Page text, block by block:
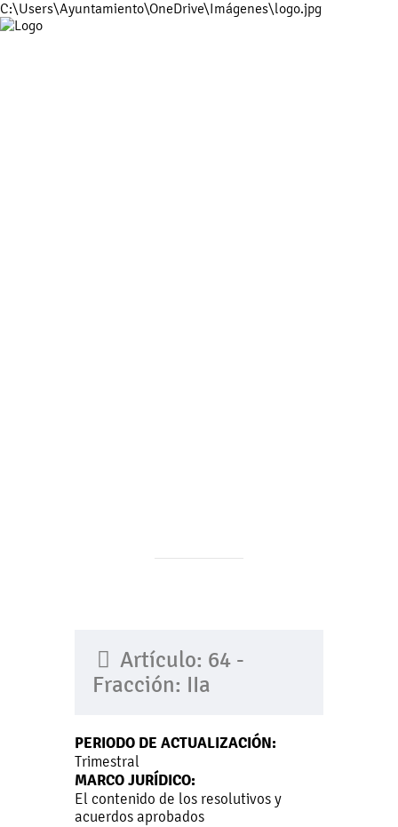
C:\Users\Ayuntamiento\OneDrive\Imágenes\logo.jpg
Artículo: 64 -
Fracción: IIa
PERIODO DE ACTUALIZACIÓN:
Trimestral
MARCO JURÍDICO:
El contenido de los resolutivos y
acuerdos aprobados